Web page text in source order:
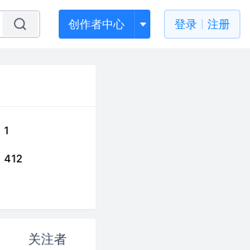
创作者中心 登录 注册
1
412
关注者